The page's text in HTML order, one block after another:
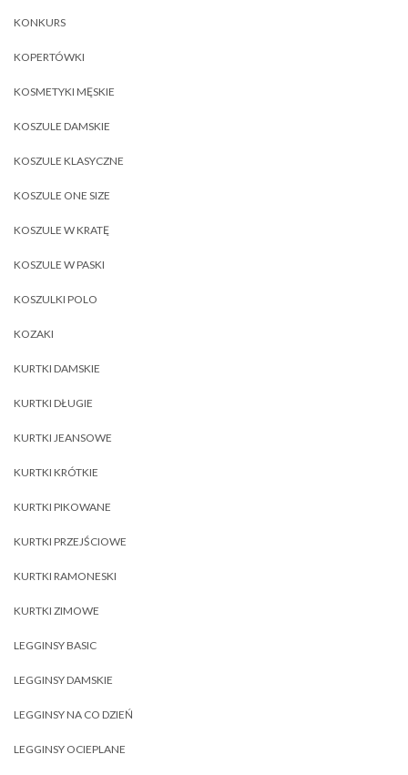
KONKURS
KOPERTÓWKI
KOSMETYKI MĘSKIE
KOSZULE DAMSKIE
KOSZULE KLASYCZNE
KOSZULE ONE SIZE
KOSZULE W KRATĘ
KOSZULE W PASKI
KOSZULKI POLO
KOZAKI
KURTKI DAMSKIE
KURTKI DŁUGIE
KURTKI JEANSOWE
KURTKI KRÓTKIE
KURTKI PIKOWANE
KURTKI PRZEJŚCIOWE
KURTKI RAMONESKI
KURTKI ZIMOWE
LEGGINSY BASIC
LEGGINSY DAMSKIE
LEGGINSY NA CO DZIEŃ
LEGGINSY OCIEPLANE